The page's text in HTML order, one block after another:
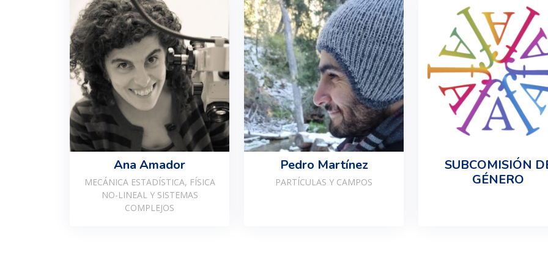
Ana Amador
MECÁNICA ESTADÍSTICA, FÍSICA
NO-LINEAL Y SISTEMAS
COMPLEJOS
Pedro Martínez
PARTÍCULAS Y CAMPOS
SUBCOMISIÓN
GÉNERO